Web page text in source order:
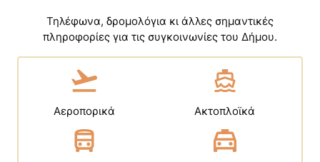
Τηλέφωνα, δρομολόγια κι άλλες σημαντικές
πληροφορίες για τις συγκοινωνίες του Δήμου.
Αεροπορικά Ακτοπλoϊκά